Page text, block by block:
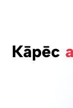
Kāpēc